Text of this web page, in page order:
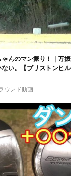
ゃんのマン振り！｜万
い。【ブリストンヒ
ウンド動画